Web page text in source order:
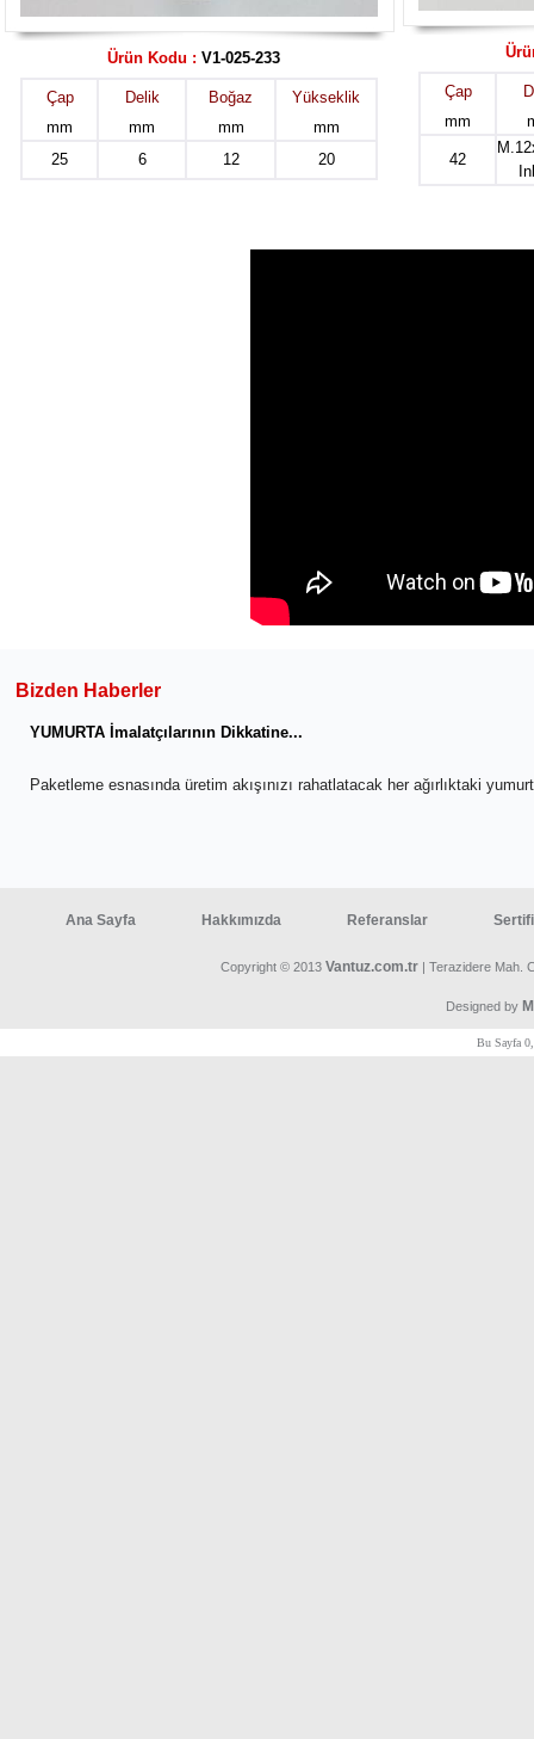
Ürün Kodu : V1-025-233
Çap
mm
Delik
mm
Boğaz
mm
Yükseklik
mm
25
6 12 20
Çap
mm
42
Bizden Haberler
YUMURTA İmalatçılarının Dikkatine...
Paketleme esnasında üretim akışınızı rahatlatacak her ağırlıktaki
Ana Sayfa Hakkımızda Referanslar
Copyright © 2013 Vantuz.com.tr | Terazidere Mah.
Designed by
Bu Sayfa